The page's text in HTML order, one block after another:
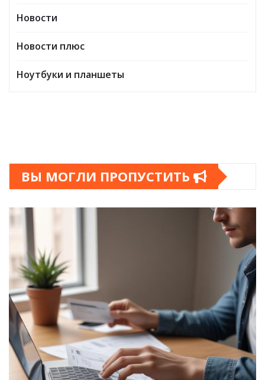
Новости
Новости плюс
Ноутбуки и планшеты
ВЫ МОГЛИ ПРОПУСТИТЬ